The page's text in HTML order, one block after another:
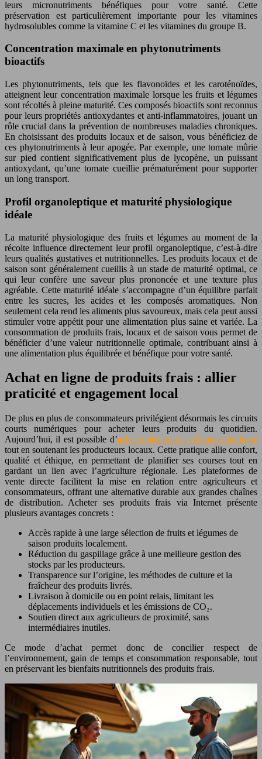
leurs micronutriments bénéfiques pour votre santé. Cette
préservation est particulièrement importante pour les vitamines
hydrosolubles comme la vitamine C et les vitamines du groupe B.
Concentration maximale en phytonutriments
bioactifs
Les phytonutriments, tels que les flavonoïdes et les caroténoïdes,
atteignent leur concentration maximale lorsque les fruits et légumes
sont récoltés à pleine maturité. Ces composés bioactifs sont reconnus
pour leurs propriétés antioxydantes et anti-inflammatoires, jouant un
rôle crucial dans la prévention de nombreuses maladies chroniques.
En choisissant des produits locaux et de saison, vous bénéficiez de
ces phytonutriments à leur apogée. Par exemple, une tomate mûrie
sur pied contient significativement plus de lycopène, un puissant
antioxydant, qu’une tomate cueillie prématurément pour supporter
un long transport.
Profil organoleptique et maturité physiologique
idéale
La maturité physiologique des fruits et légumes au moment de la
récolte influence directement leur profil organoleptique, c’est-à-dire
leurs qualités gustatives et nutritionnelles. Les produits locaux et de
saison sont généralement cueillis à un stade de maturité optimal, ce
qui leur confère une saveur plus prononcée et une texture plus
agréable. Cette maturité idéale s’accompagne d’un équilibre parfait
entre les sucres, les acides et les composés aromatiques. Non
seulement cela rend les aliments plus savoureux, mais cela peut aussi
stimuler votre appétit pour une alimentation plus saine et variée. La
consommation de produits frais, locaux et de saison vous permet de
bénéficier d’une valeur nutritionnelle optimale, contribuant ainsi à
une alimentation plus équilibrée et bénéfique pour votre santé.
Achat en ligne de produits frais : allier
praticité et engagement local
De plus en plus de consommateurs privilégient désormais les circuits
courts numériques pour acheter leurs produits du quotidien.
Aujourd’hui, il est possible d’acheter des fruits et légumes en ligne
tout en soutenant les producteurs locaux. Cette pratique allie confort,
qualité et éthique, en permettant de planifier ses courses tout en
gardant un lien avec l’agriculture régionale. Les plateformes de
vente directe facilitent la mise en relation entre agriculteurs et
consommateurs, offrant une alternative durable aux grandes chaînes
de distribution. Acheter ses produits frais via Internet présente
plusieurs avantages concrets :
Accès rapide à une large sélection de fruits et légumes de
saison produits localement.
Réduction du gaspillage grâce à une meilleure gestion des
stocks par les producteurs.
Transparence sur l’origine, les méthodes de culture et la
fraîcheur des produits livrés.
Livraison à domicile ou en point relais, limitant les
déplacements individuels et les émissions de CO₂.
Soutien direct aux agriculteurs de proximité, sans
intermédiaires inutiles.
Ce mode d’achat permet donc de concilier respect de
l’environnement, gain de temps et consommation responsable, tout
en préservant les bienfaits nutritionnels des produits frais.